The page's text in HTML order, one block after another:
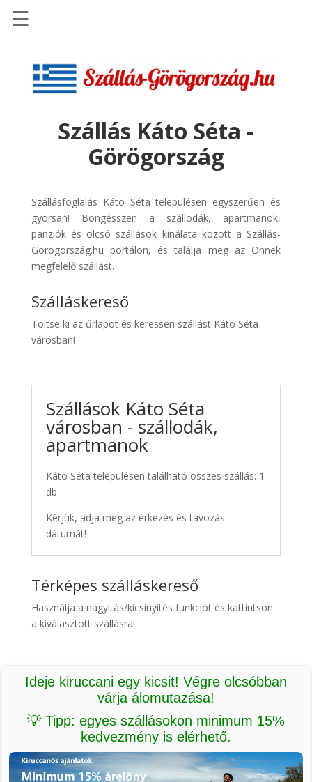
Szállások
Repülőjegy
pénzvisszatérítéssel
Discover
Cars
Transzfer
Kiwi
Taxi
☰
Szállás Káto Séta -
Görögország
Szállásfoglalás Káto Séta településen egyszerűen és
gyorsan! Böngésszen a szállodák, apartmanok,
panziók és olcsó szállások kínálata között a Szállás-
Görögország.hu portálon, és találja meg az Önnek
megfelelő szállást.
Szálláskereső
Töltse ki az űrlapot és keressen szállást Káto Séta
városban!
Szállások Káto Séta
városban - szállodák,
apartmanok
Káto Séta településen található összes szállás: 1
db
Kérjük, adja meg az érkezés és távozás
dátumát!
Térképes szálláskereső
Használja a nagyítás/kicsinyítés funkciót és kattintson
a kiválasztott szállásra!
Ideje kiruccani egy kicsit! Végre olcsóbban
várja álomutazása!
💡 Tipp: egyes szállásokon minimum 15%
kedvezmény is elérhető.